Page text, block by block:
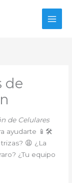
de
de Celulares
ayudarte 📱🛠️
😩 ¿La
¿Tu equipo